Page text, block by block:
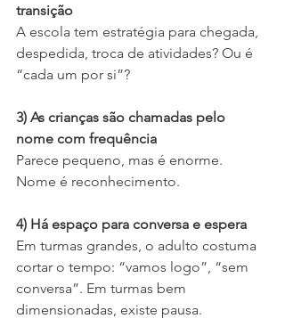
transição
A escola tem estratégia para chegada,
despedida, troca de atividades? Ou é
“cada um por si”?
3) As crianças são chamadas pelo
nome com frequência
Parece pequeno, mas é enorme.
Nome é reconhecimento.
4) Há espaço para conversa e espera
Em turmas grandes, o adulto costuma
cortar o tempo: “vamos logo”, “sem
conversa”. Em turmas bem
dimensionadas, existe pausa.